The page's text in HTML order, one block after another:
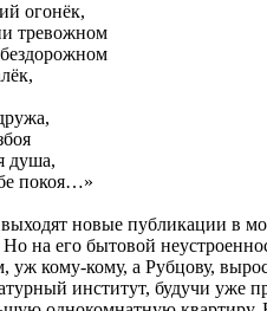
огонёк,
тревожном
душа,
покоя…»
новые публикации в
на его бытовой
уж кому-кому, а Рубцову,
институт, будучи